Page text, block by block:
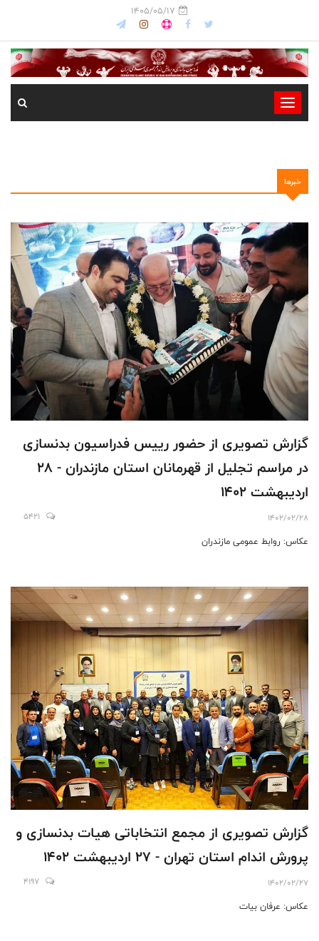
1405/05/17
-
-
-
-
خبرها
گزارش تصويرى از حضور رييس فدراسيون بدنسازى
در مراسم تجليل از قهرمانان استان مازندران - ٢٨
ارديبهشت ١٤٠٢
1402/02/28
5421
عكاس: روابط عمومى مازندران
گزارش تصويرى از مجمع انتخاباتى هيات بدنسازى و
پرورش اندام استان تهران - ٢٧ ارديبهشت ١٤٠٢
1402/02/27
4197
عكاس: عرفان بيات